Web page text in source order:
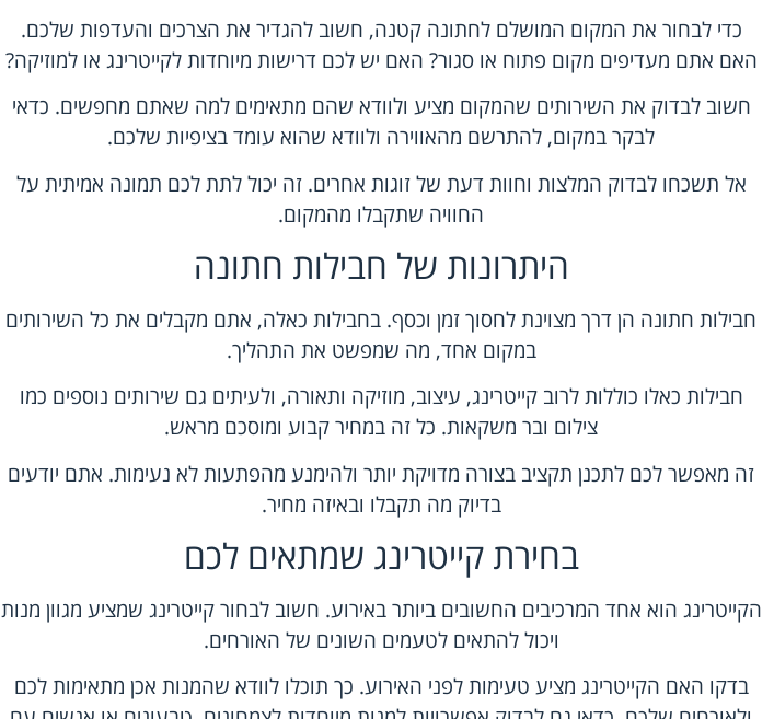
כדי לבחור את המקום המושלם לחתונה קטנה, חשוב להגדיר את הצרכים והעדפות שלכם.
האם אתם מעדיפים מקום פתוח או סגור? האם יש לכם דרישות מיוחדות לקייטרינג או למוזיקה?
חשוב לבדוק את השירותים שהמקום מציע ולוודא שהם מתאימים למה שאתם מחפשים. כדאי
לבקר במקום, להתרשם מהאווירה ולוודא שהוא עומד בציפיות שלכם.
אל תשכחו לבדוק המלצות וחוות דעת של זוגות אחרים. זה יכול לתת לכם תמונה אמיתית על
החוויה שתקבלו מהמקום.
היתרונות של חבילות חתונה
חבילות חתונה הן דרך מצוינת לחסוך זמן וכסף. בחבילות כאלה, אתם מקבלים את כל השירותים
במקום אחד, מה שמפשט את התהליך.
חבילות כאלו כוללות לרוב קייטרינג, עיצוב, מוזיקה ותאורה, ולעיתים גם שירותים נוספים כמו
צילום ובר משקאות. כל זה במחיר קבוע ומוסכם מראש.
זה מאפשר לכם לתכנן תקציב בצורה מדויקת יותר ולהימנע מהפתעות לא נעימות. אתם יודעים
בדיוק מה תקבלו ובאיזה מחיר.
בחירת קייטרינג שמתאים לכם
הקייטרינג הוא אחד המרכיבים החשובים ביותר באירוע. חשוב לבחור קייטרינג שמציע מגוון מנות
ויכול להתאים לטעמים השונים של האורחים.
בדקו האם הקייטרינג מציע טעימות לפני האירוע. כך תוכלו לוודא שהמנות אכן מתאימות לכם